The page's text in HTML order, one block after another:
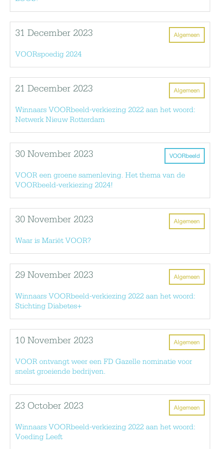
Algemeen
31 December 2023
VOORspoedig 2024
Algemeen
21 December 2023
Winnaars VOORbeeld-verkiezing 2022 aan het woord:
Netwerk Nieuw Rotterdam
VOORbeeld
30 November 2023
VOOR een groene samenleving. Het thema van de
VOORbeeld-verkiezing 2024!
Algemeen
30 November 2023
Waar is Mariët VOOR?
Algemeen
29 November 2023
Winnaars VOORbeeld-verkiezing 2022 aan het woord:
Stichting Diabetes+
Algemeen
10 November 2023
VOOR ontvangt weer een FD Gazelle nominatie voor
snelst groeiende bedrijven.
Algemeen
23 October 2023
Winnaars VOORbeeld-verkiezing 2022 aan het woord:
Voeding Leeft